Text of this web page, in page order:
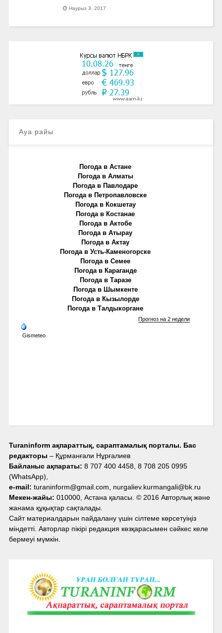
Наурыз 3, 2017
Ауа райы
Погода в Астане
Погода в Алматы
Погода в Павлодаре
Погода в Петропавловске
Погода в Кокшетау
Погода в Костанае
Погода в Актобе
Погода в Атырау
Погода в Актау
Погода в Усть-Каменогорске
Погода в Семее
Погода в Караганде
Погода в Таразе
Погода в Шымкенте
Погода в Кызылорде
Погода в Талдыкоргане
Gismeteo
Прогноз на 2 недели
Turaninform ақпараттық, сараптамалық порталы. Бас
редакторы – Құрманғали Нұрғалиев
Байланыс ақпараты: 8 707 400 4458, 8 708 205 0995
(WhatsApp),
e-mail: turaninform@gmail.com, nurgaliev.kurmangali@bk.ru
Мекен-жайы: 010000, Астана қаласы. © 2016 Авторлық және
жанама құқықтар сақталады.
Сайт материалдарын пайдалану үшін сілтеме көрсетуіңіз
міндетті. Авторлар пікірі редакция көзқарасымен сәйкес келе
бермеуі мүмкін.